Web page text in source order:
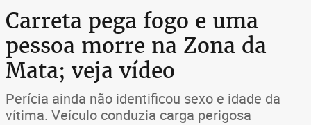
Carreta pega fogo e uma
pessoa morre na Zona da
Mata; veja vídeo
Perícia ainda não identificou sexo e idade da
vítima. Veículo conduzia carga perigosa